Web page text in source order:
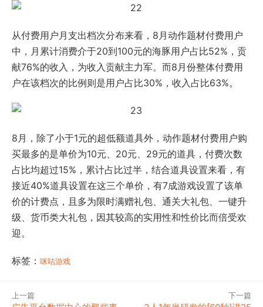
从付费用户月支出档次分布来看，8月动作题材付费用户
中，月累计消费介于20到100元的海豚用户占比52%，贡
献76%的收入，为收入贡献主力军。而8月份整体付费用
户在该档次的比例则是用户占比30%，收入占比63%。
8月，除了小于1元的超低额道具外，动作题材付费用户购
买最多的是单价为10元、20元、29元的道具，付费次数
占比均超过15%，累计占比过半，结合道具设置来看，有
接近40%道具设置在这三个单价，有7成游戏设置了该单
价的计费点，且多为限时满赠礼包、通关大礼包、一键升
级、货币类大礼包，因其较高的实用性和性价比而倍受欢
迎。
标签： 咪咕游戏
上一篇 下一篇